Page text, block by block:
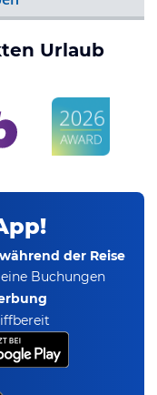
Urlaub
der Reise
Buchungen